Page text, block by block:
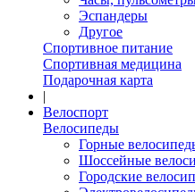
Эспандеры
Другое
Спортивное питание
Спортивная медицина
Подарочная карта
|
Велоспорт
Велосипеды
Горные
Шоссейные
Городские